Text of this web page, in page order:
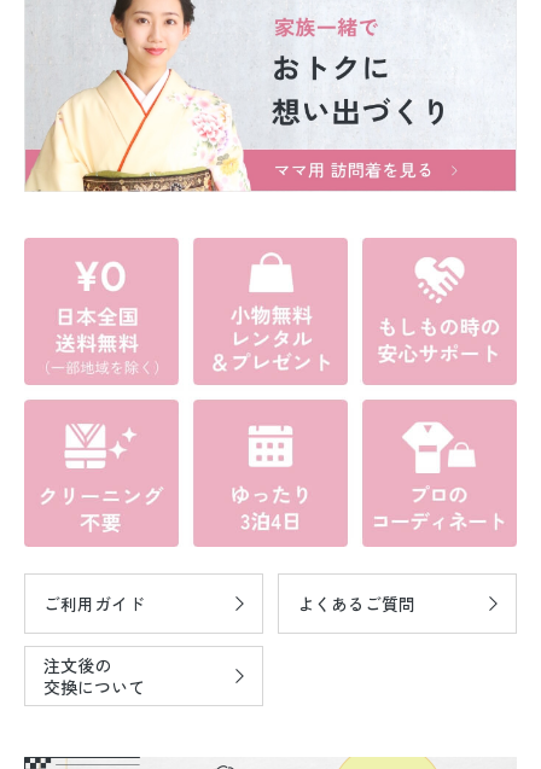
ご利用ガイド よくあるご質問
注文後の
交換について